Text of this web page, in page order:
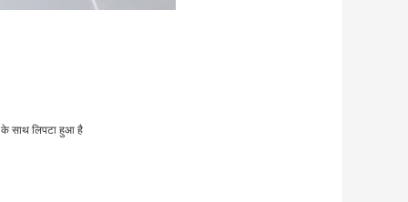
के साथ लिपटा हुआ है